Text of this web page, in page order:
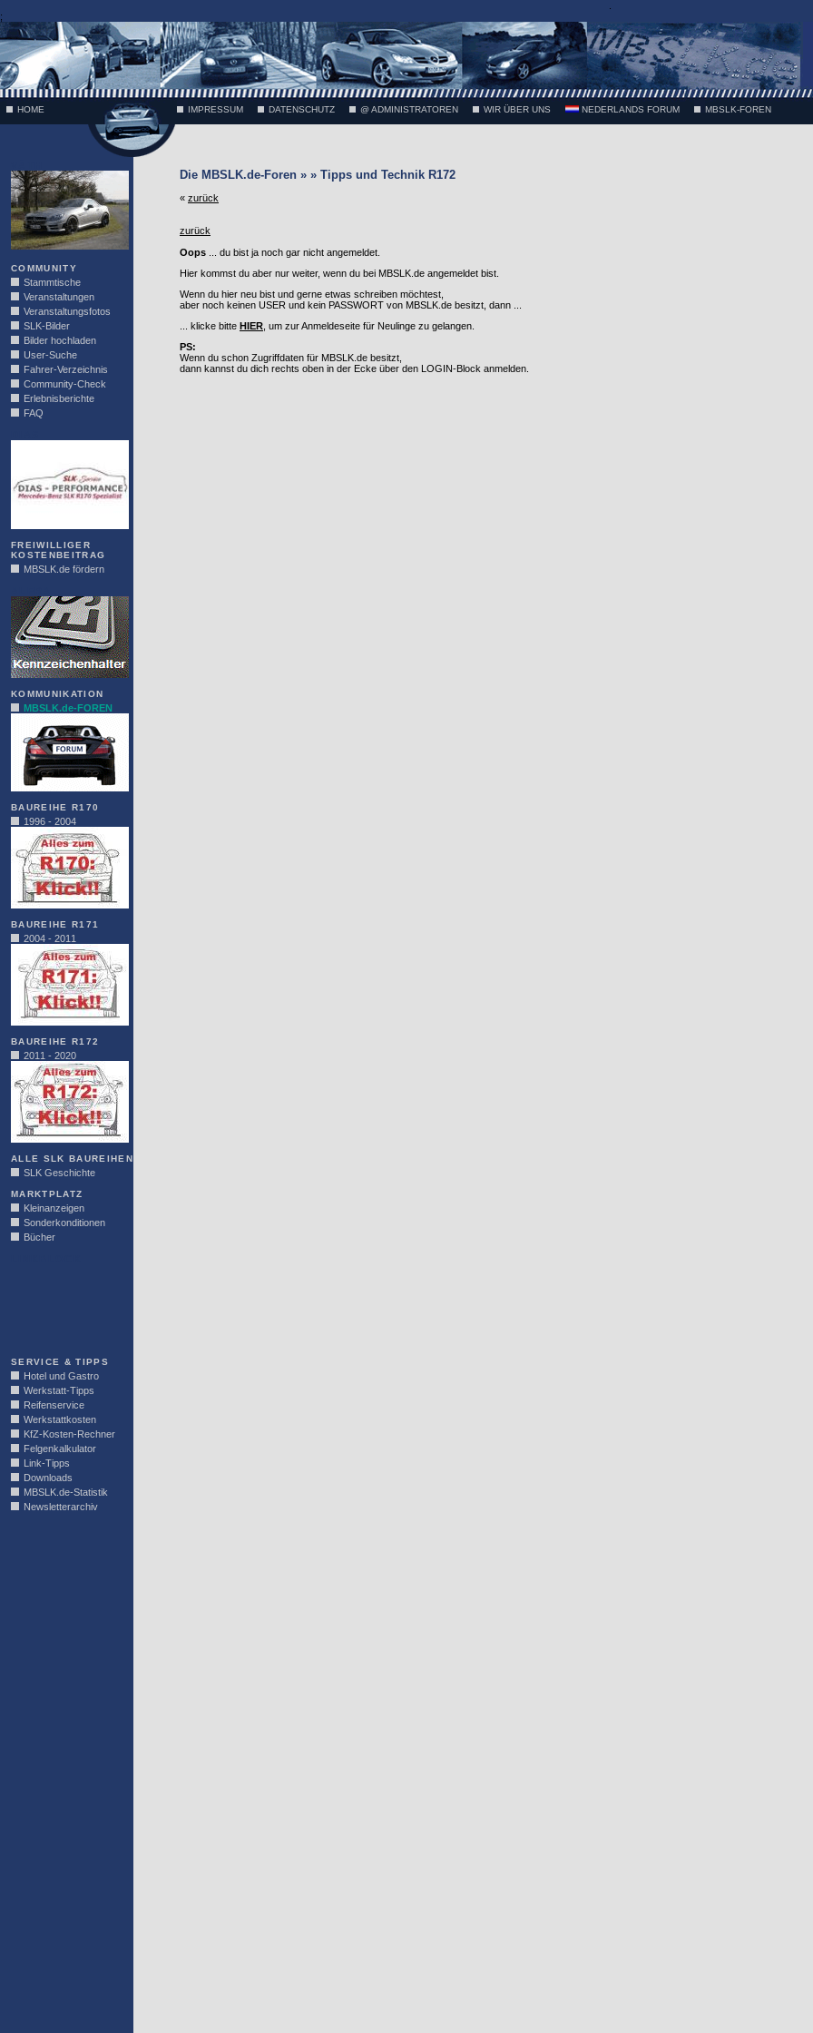
;
HOME IMPRESSUM DATENSCHUTZ @ ADMINISTRATOREN WIR ÜBER UNS NEDERLANDS FORUM MBSLK-FOREN
COMMUNITY
Stammtische
Veranstaltungen
Veranstaltungsfotos
SLK-Bilder
Bilder hochladen
User-Suche
Fahrer-Verzeichnis
Community-Check
Erlebnisberichte
FAQ
FREIWILLIGER
KOSTENBEITRAG
MBSLK.de fördern
KOMMUNIKATION
MBSLK.de-FOREN
BAUREIHE R170
1996 - 2004
BAUREIHE R171
2004 - 2011
BAUREIHE R172
2011 - 2020
ALLE SLK BAUREIHEN
SLK Geschichte
MARKTPLATZ
Kleinanzeigen
Sonderkonditionen
Bücher
SERVICE & TIPPS
Hotel und Gastro
Werkstatt-Tipps
Reifenservice
Werkstattkosten
KfZ-Kosten-Rechner
Felgenkalkulator
Link-Tipps
Downloads
MBSLK.de-Statistik
Newsletterarchiv
Die MBSLK.de-Foren » » Tipps und Technik R172
« zurück
zurück
Oops ... du bist ja noch gar nicht angemeldet.
Hier kommst du aber nur weiter, wenn du bei MBSLK.de angemeldet bist.
Wenn du hier neu bist und gerne etwas schreiben möchtest,
aber noch keinen USER und kein PASSWORT von MBSLK.de besitzt, dann ...
... klicke bitte HIER , um zur Anmeldeseite für Neulinge zu gelangen.
PS:
Wenn du schon Zugriffdaten für MBSLK.de besitzt,
dann kannst du dich rechts oben in der Ecke über den LOGIN-Block anmelden.